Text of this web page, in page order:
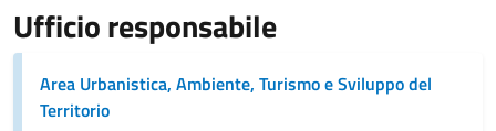
Ufficio responsabile
Area Urbanistica, Ambiente, Turismo e Sviluppo del
Territorio